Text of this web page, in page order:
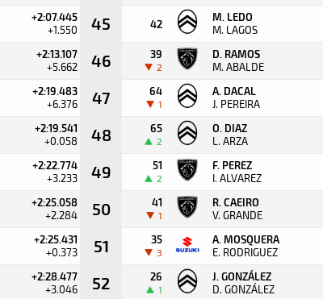
+2:07.445
+1.550 45 42
M. LEDO
M. LAGOS
+2:13.107
+5.662 46 39
2
D. RAMOS
M. ABALDE
+2:19.483
+6.376 47 64
1
A. DACAL
J. PEREIRA
+2:19.541
+0.058 48 65
2
O. DIAZ
L. ARZA
+2:22.774
+3.233 49 51
2
F. PEREZ
I. ALVAREZ
+2:25.058
+2.284 50 41
1
R. CAEIRO
V. GRANDE
+2:25.431
+0.373 51 35
3
A. MOSQUERA
E. RODRIGUEZ
+2:28.477
+3.046 52 26
1
J. GONZÁLEZ
D. GONZÁLEZ